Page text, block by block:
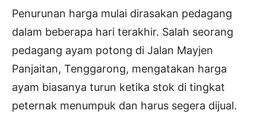
Penurunan harga mulai dirasakan pedagang
dalam beberapa hari terakhir. Salah seorang
pedagang ayam potong di Jalan Mayjen
Panjaitan, Tenggarong, mengatakan harga
ayam biasanya turun ketika stok di tingkat
peternak menumpuk dan harus segera dijual.